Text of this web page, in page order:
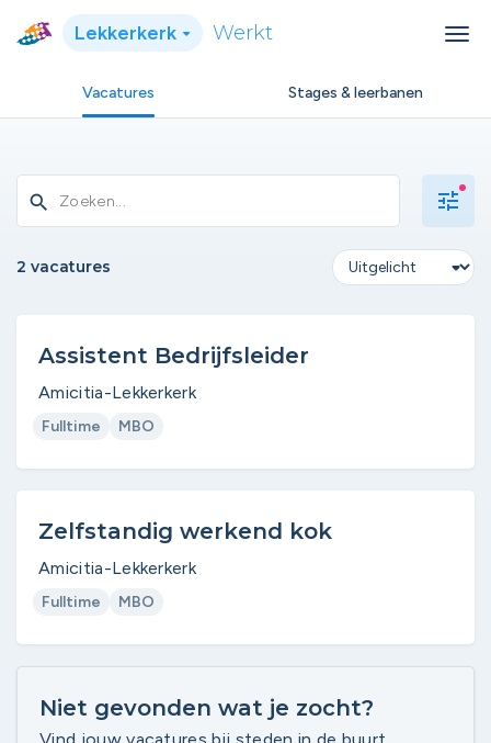
Lekkerkerk Werkt
Vacatures Stages & leerbanen
search tune
2 vacatures
Assistent Bedrijfsleider
Amicitia-Lekkerkerk
Fulltime MBO
Zelfstandig werkend kok
Amicitia-Lekkerkerk
Fulltime MBO
Niet gevonden wat je zocht?